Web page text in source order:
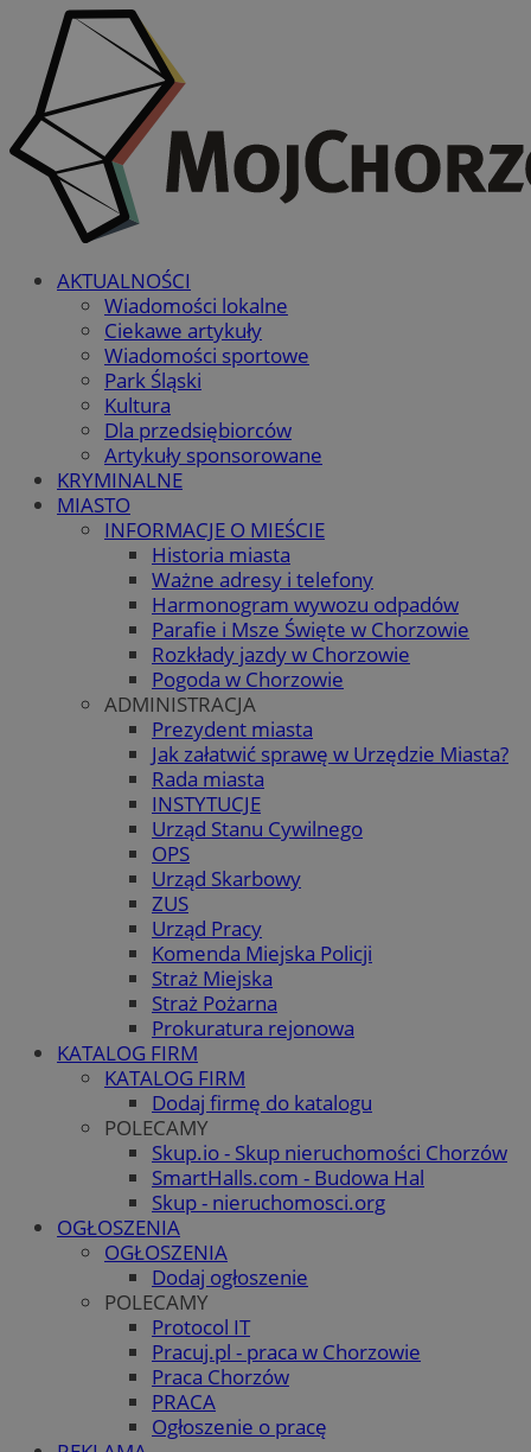
AKTUALNOŚCI
Wiadomości lokalne
Ciekawe artykuły
Wiadomości sportowe
Park Śląski
Kultura
Dla przedsiębiorców
Artykuły sponsorowane
KRYMINALNE
MIASTO
INFORMACJE O MIEŚCIE
Historia miasta
Ważne adresy i telefony
Harmonogram wywozu odpadów
Parafie i Msze Święte w Chorzowie
Rozkłady jazdy w Chorzowie
Pogoda w Chorzowie
ADMINISTRACJA
Prezydent miasta
Jak załatwić sprawę w Urzędzie Miasta?
Rada miasta
INSTYTUCJE
Urząd Stanu Cywilnego
OPS
Urząd Skarbowy
ZUS
Urząd Pracy
Komenda Miejska Policji
Straż Miejska
Straż Pożarna
Prokuratura rejonowa
KATALOG FIRM
KATALOG FIRM
Dodaj firmę do katalogu
POLECAMY
Skup.io - Skup nieruchomości Chorzów
SmartHalls.com - Budowa Hal
Skup - nieruchomosci.org
OGŁOSZENIA
OGŁOSZENIA
Dodaj ogłoszenie
POLECAMY
Protocol IT
Pracuj.pl - praca w Chorzowie
Praca Chorzów
PRACA
Ogłoszenie o pracę